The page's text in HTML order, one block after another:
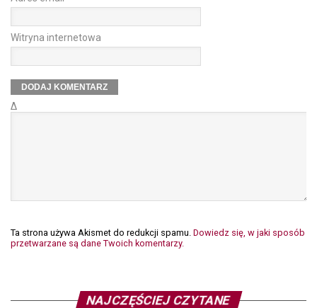
Witryna internetowa
Δ
Ta strona używa Akismet do redukcji spamu. Dowiedz się, w jaki sposób
przetwarzane są dane Twoich komentarzy.
NAJCZĘŚCIEJ CZYTANE